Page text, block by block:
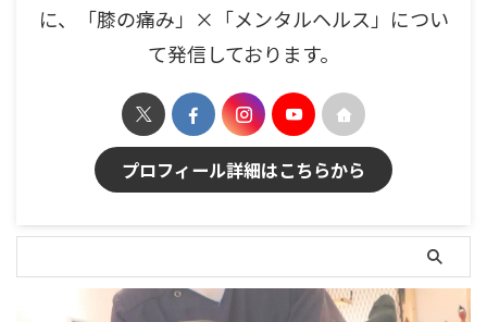
に、「膝の痛み」×「メンタルヘルス」につい
て発信しております。
プロフィール詳細はこちらから